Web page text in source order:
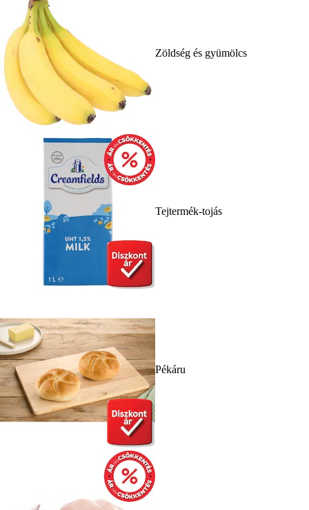
Zöldség és gyümölcs
Tejtermék-tojás
Pékáru